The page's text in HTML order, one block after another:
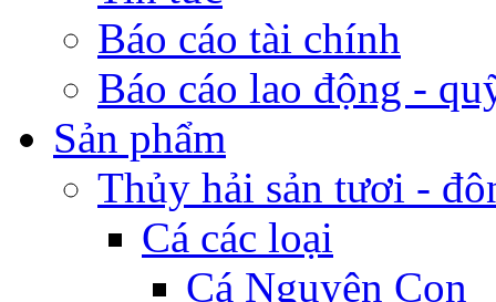
Báo cáo tài chính
Báo cáo lao động -
Sản phẩm
Thủy hải sản tươi -
Cá các loại
Cá Nguyên Con